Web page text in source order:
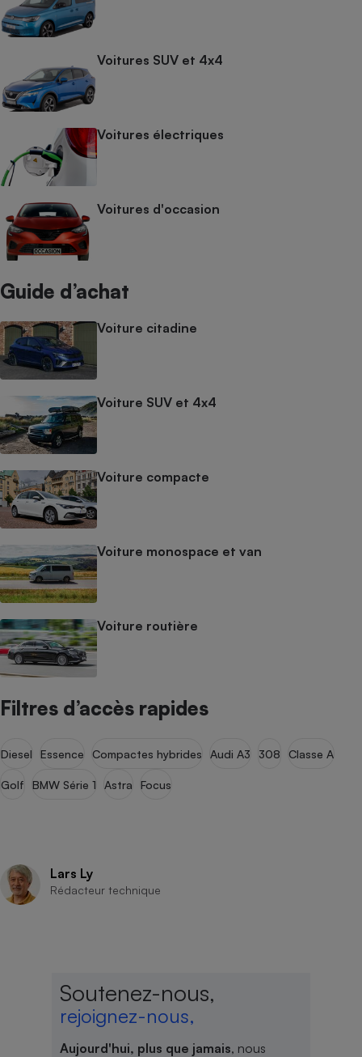
Voitures SUV et 4x4
Voitures électriques
Voitures d'occasion
Guide d’achat
Voiture citadine
Voiture SUV et 4x4
Voiture compacte
Voiture monospace et van
Voiture routière
Filtres d’accès rapides
Diesel Essence Compactes hybrides Audi A3 308 Classe A
Golf BMW Série 1 Astra Focus
Lars Ly
Rédacteur technique
Soutenez-nous,
rejoignez-nous,
Aujourd'hui, plus que jamais, nous